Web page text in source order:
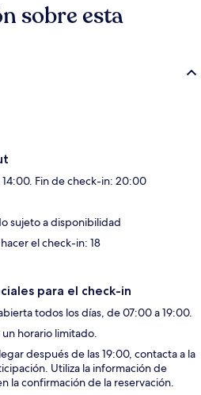
sobre esta
Fin de check-in: 20:00
sujeto a disponibilidad
el check-in: 18
para el check-in
todos los días, de 07:00 a 19:00.
horario limitado.
después de las 19:00, contacta a la
Utiliza la información de
la confirmación de la reservación.